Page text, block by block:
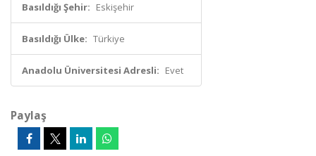
Basıldığı Şehir: Eskişehir
Basıldığı Ülke: Türkiye
Anadolu Üniversitesi Adresli: Evet
Paylaş